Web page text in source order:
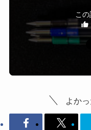
こ
よか